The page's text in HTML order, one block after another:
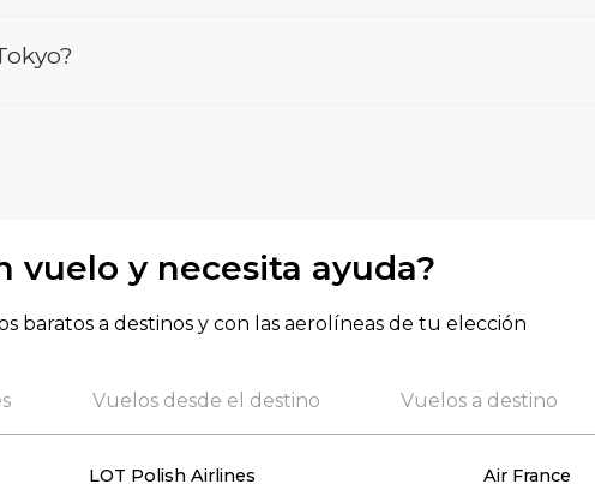
vuelo y necesita ayuda?
baratos a destinos y con las aerolíneas de tu elección
Vuelos desde el destino Vuelos a destino
LOT Polish Airlines
Air France